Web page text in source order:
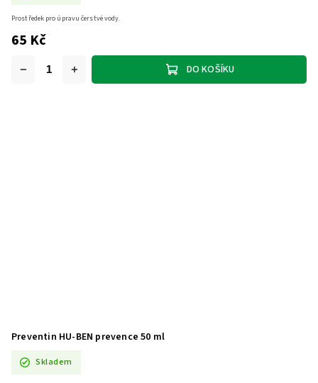
65 Kč
DO KOŠÍKU
Prostředek pro úpravu čerstvé vody.
Preventin HU-BEN prevence 50 ml
Skladem